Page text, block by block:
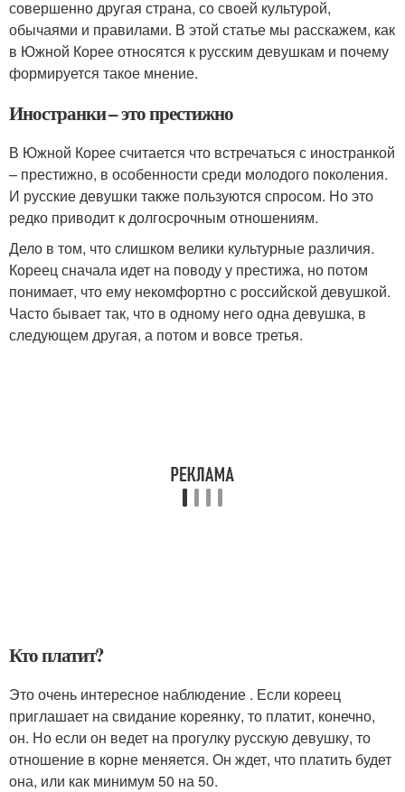
совершенно другая страна, со своей культурой,
обычаями и правилами. В этой статье мы расскажем, как
в Южной Корее относятся к русским девушкам и почему
формируется такое мнение.
Иностранки – это престижно
В Южной Корее считается что встречаться с иностранкой
– престижно, в особенности среди молодого поколения.
И русские девушки также пользуются спросом. Но это
редко приводит к долгосрочным отношениям.
Дело в том, что слишком велики культурные различия.
Кореец сначала идет на поводу у престижа, но потом
понимает, что ему некомфортно с российской девушкой.
Часто бывает так, что в одному него одна девушка, в
следующем другая, а потом и вовсе третья.
Кто платит?
Это очень интересное наблюдение . Если кореец
приглашает на свидание кореянку, то платит, конечно,
он. Но если он ведет на прогулку русскую девушку, то
отношение в корне меняется. Он ждет, что платить будет
она, или как минимум 50 на 50.